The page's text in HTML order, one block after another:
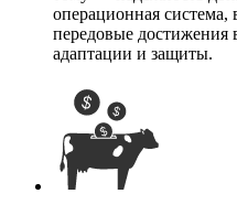
операционная
передовые достижения
адаптации и защиты.